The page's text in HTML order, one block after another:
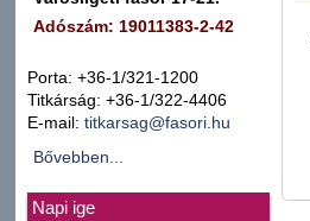
Adószám: 19011383-2-42
Porta: +36-1/321-1200
Titkárság: +36-1/322-4406
E-mail: titkarsag@fasori.hu
Bővebben...
Napi ige